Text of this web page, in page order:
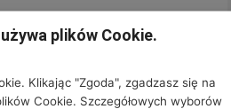
cierpliwość związana z
Dobrze, jeżeli nabywcy
czy podkładkami ze
może się okazać, że
plików Cookie.
Klikając "Zgoda", zgadzasz się na
Cookie. Szczegółowych wyborów